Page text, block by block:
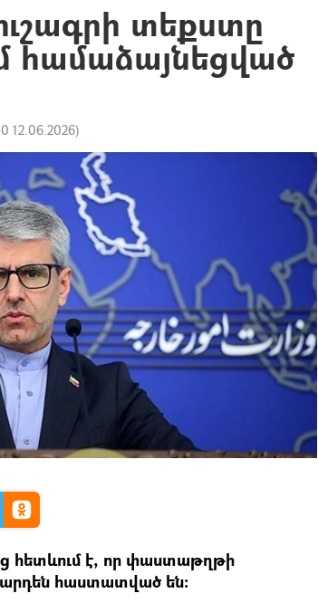
տեքստը
համաձայնեցված
12.06.2026)
հետևում է, որ փաստաթղթի
հաստատված են։